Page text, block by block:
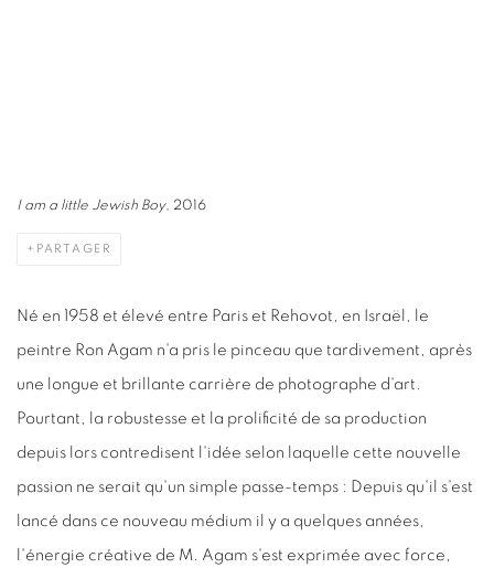
I am a little Jewish Boy, 2016
PARTAGER
Né en 1958 et élevé entre Paris et Rehovot, en Israël, le
peintre Ron Agam n'a pris le pinceau que tardivement, après
une longue et brillante carrière de photographe d'art.
Pourtant, la robustesse et la prolificité de sa production
depuis lors contredisent l'idée selon laquelle cette nouvelle
passion ne serait qu'un simple passe-temps : Depuis qu'il s'est
lancé dans ce nouveau médium il y a quelques années,
l'énergie créative de M. Agam s'est exprimée avec force,